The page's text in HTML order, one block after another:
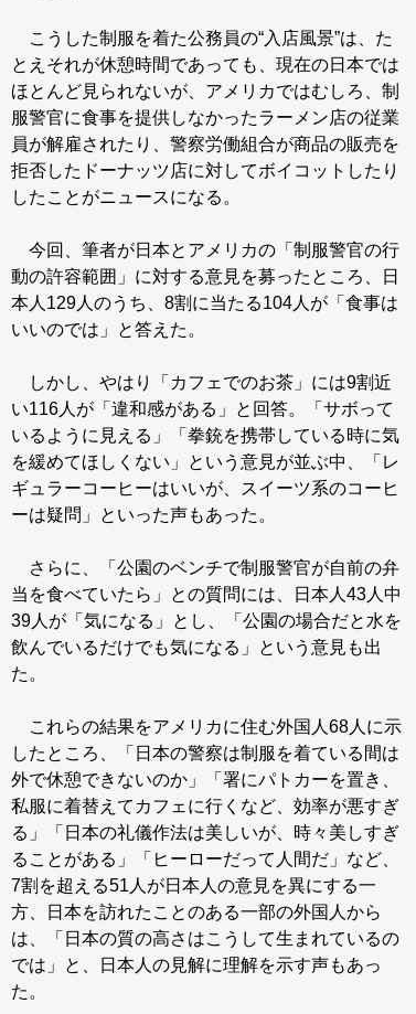
こうした制服を着た公務員の“入店風景”は、た
とえそれが休憩時間であっても、現在の日本では
ほとんど見られないが、アメリカではむしろ、制
服警官に食事を提供しなかったラーメン店の従業
員が解雇されたり、警察労働組合が商品の販売を
拒否したドーナッツ店に対してボイコットしたり
したことがニュースになる。
今回、筆者が日本とアメリカの「制服警官の行
動の許容範囲」に対する意見を募ったところ、日
本人129人のうち、8割に当たる104人が「食事は
いいのでは」と答えた。
しかし、やはり「カフェでのお茶」には9割近
い116人が「違和感がある」と回答。「サボって
いるように見える」「拳銃を携帯している時に気
を緩めてほしくない」という意見が並ぶ中、「レ
ギュラーコーヒーはいいが、スイーツ系のコーヒ
ーは疑問」といった声もあった。
さらに、「公園のベンチで制服警官が自前の弁
当を食べていたら」との質問には、日本人43人中
39人が「気になる」とし、「公園の場合だと水を
飲んでいるだけでも気になる」という意見も出
た。
これらの結果をアメリカに住む外国人68人に示
したところ、「日本の警察は制服を着ている間は
外で休憩できないのか」「署にパトカーを置き、
私服に着替えてカフェに行くなど、効率が悪すぎ
る」「日本の礼儀作法は美しいが、時々美しすぎ
ることがある」「ヒーローだって人間だ」など、
7割を超える51人が日本人の意見を異にする一
方、日本を訪れたことのある一部の外国人から
は、「日本の質の高さはこうして生まれているの
では」と、日本人の見解に理解を示す声もあっ
た。